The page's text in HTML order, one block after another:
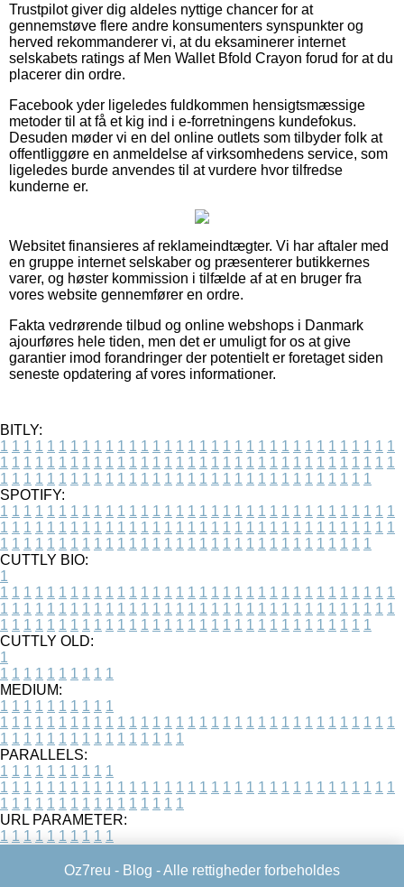
Trustpilot giver dig aldeles nyttige chancer for at
gennemstøve flere andre konsumenters synspunkter og
herved rekommanderer vi, at du eksaminerer internet
selskabets ratings af Men Wallet Bfold Crayon forud for at du
placerer din ordre.
Facebook yder ligeledes fuldkommen hensigtsmæssige
metoder til at få et kig ind i e-forretningens kundefokus.
Desuden møder vi en del online outlets som tilbyder folk at
offentliggøre en anmeldelse af virksomhedens service, som
ligeledes burde anvendes til at vurdere hvor tilfredse
kunderne er.
Websitet finansieres af reklameindtægter. Vi har aftaler med
en gruppe internet selskaber og præsenterer butikkernes
varer, og høster kommission i tilfælde af at en bruger fra
vores website gennemfører en ordre.
Fakta vedrørende tilbud og online webshops i Danmark
ajourføres hele tiden, men det er umuligt for os at give
garantier imod forandringer der potentielt er foretaget siden
seneste opdatering af vores informationer.
BITLY:
1 1 1 1 1 1 1 1 1 1 1 1 1 1 1 1 1 1 1 1 1 1 1 1 1 1 1 1 1 1 1 1 1 1
1 1 1 1 1 1 1 1 1 1 1 1 1 1 1 1 1 1 1 1 1 1 1 1 1 1 1 1 1 1 1 1 1 1
1 1 1 1 1 1 1 1 1 1 1 1 1 1 1 1 1 1 1 1 1 1 1 1 1 1 1 1 1 1 1 1
SPOTIFY:
1 1 1 1 1 1 1 1 1 1 1 1 1 1 1 1 1 1 1 1 1 1 1 1 1 1 1 1 1 1 1 1 1 1
1 1 1 1 1 1 1 1 1 1 1 1 1 1 1 1 1 1 1 1 1 1 1 1 1 1 1 1 1 1 1 1 1 1
1 1 1 1 1 1 1 1 1 1 1 1 1 1 1 1 1 1 1 1 1 1 1 1 1 1 1 1 1 1 1 1
CUTTLY BIO:
1
1 1 1 1 1 1 1 1 1 1 1 1 1 1 1 1 1 1 1 1 1 1 1 1 1 1 1 1 1 1 1 1 1 1
1 1 1 1 1 1 1 1 1 1 1 1 1 1 1 1 1 1 1 1 1 1 1 1 1 1 1 1 1 1 1 1 1 1
1 1 1 1 1 1 1 1 1 1 1 1 1 1 1 1 1 1 1 1 1 1 1 1 1 1 1 1 1 1 1 1
CUTTLY OLD:
1
1 1 1 1 1 1 1 1 1 1
MEDIUM:
1 1 1 1 1 1 1 1 1 1
1 1 1 1 1 1 1 1 1 1 1 1 1 1 1 1 1 1 1 1 1 1 1 1 1 1 1 1 1 1 1 1 1 1
1 1 1 1 1 1 1 1 1 1 1 1 1 1 1 1
PARALLELS:
1 1 1 1 1 1 1 1 1 1
1 1 1 1 1 1 1 1 1 1 1 1 1 1 1 1 1 1 1 1 1 1 1 1 1 1 1 1 1 1 1 1 1 1
1 1 1 1 1 1 1 1 1 1 1 1 1 1 1 1
URL PARAMETER:
1 1 1 1 1 1 1 1 1 1
Oz7reu - Blog - Alle rettigheder forbeholdes